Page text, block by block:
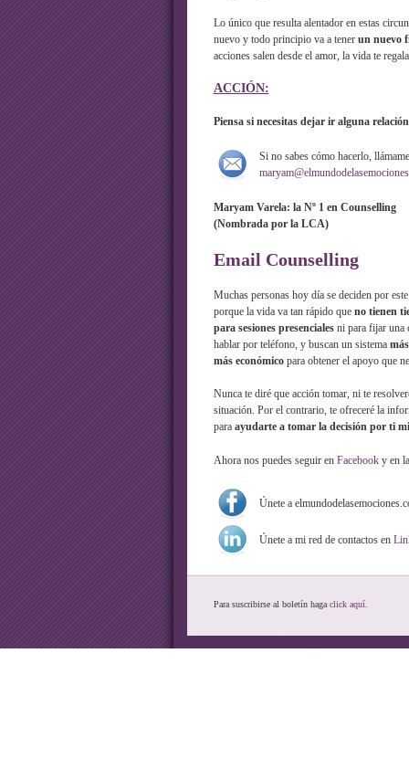
Lo único que resulta alentador en estas
nuevo y todo principio va a tener un nuevo
acciones salen desde el amor, la vida te
ACCIÓN:
Piensa si necesitas dejar ir alguna
Si no sabes cómo hacerlo,
Maryam Varela: la Nº 1 en Counselling
(Nombrada por la LCA)
Email Counselling
Muchas personas hoy día se deciden por
porque la vida va tan rápido que no tienen
para sesiones presencialesni para fijar una
hablar por teléfono, y buscan un sistema
más económicopara obtener el apoyo que
Nunca te diré que acción tomar, ni te
situación. Por el contrario, te ofreceré la
para ayudarte a tomar la decisión por ti
Ahora nos puedes seguir en Facebooky en
Únete a
Únete a mi red de contactos en
Para suscribirse al boletín haga click aquí.